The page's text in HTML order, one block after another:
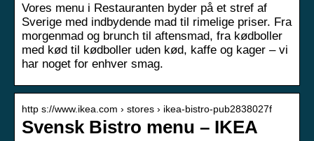
Vores menu i Restauranten byder på et stref af
Sverige med indbydende mad til rimelige priser. Fra
morgenmad og brunch til aftensmad, fra kødboller
med kød til kødboller uden kød, kaffe og kager – vi
har noget for enhver smag.
http s://www.ikea.com › stores › ikea-bistro-pub2838027f
Svensk Bistro menu – IKEA